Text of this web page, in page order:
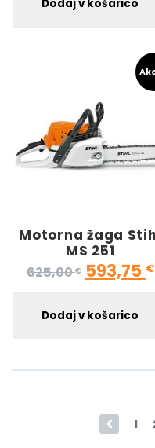
Dodaj v košarico
Motorna žaga
MS 251
625,00€ Izvirna
593,75 €
Dodaj v košarico
← 1